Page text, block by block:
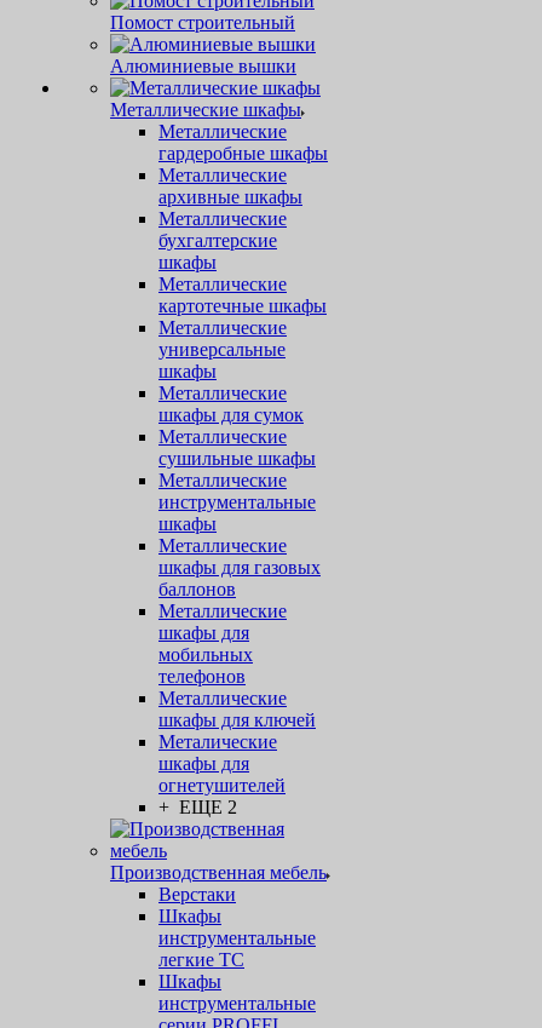
Помост строительный
Алюминиевые вышки
Металлические шкафы
Металлические
гардеробные шкафы
Металлические
архивные шкафы
Металлические
бухгалтерские
шкафы
Металлические
картотечные шкафы
Металлические
универсальные
шкафы
Металлические
шкафы для сумок
Металлические
сушильные шкафы
Металлические
инструментальные
шкафы
Металлические
шкафы для газовых
баллонов
Металлические
шкафы для
мобильных
телефонов
Металлические
шкафы для ключей
Металические
шкафы для
огнетушителей
+ ЕЩЕ 2
Производственная мебель
Верстаки
Шкафы
инструментальные
легкие ТС
Шкафы
инструментальные